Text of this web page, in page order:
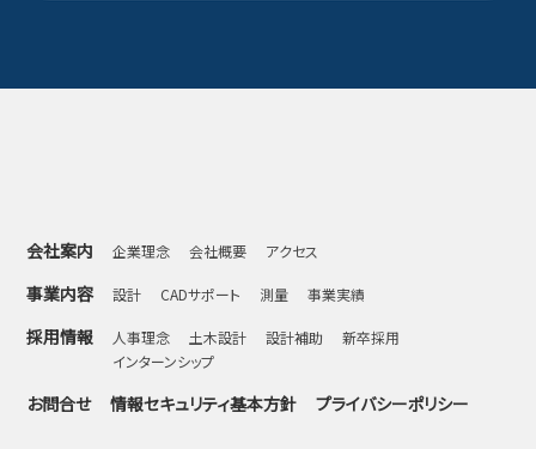
会社案内 企業理念 会社概要 アクセス
事業内容 設計 CADサポート 測量 事業実績
採用情報 人事理念 土木設計 設計補助
新卒採用
インターンシップ
お問合せ 情報セキュリティ基本方針 プライバシーポリシー